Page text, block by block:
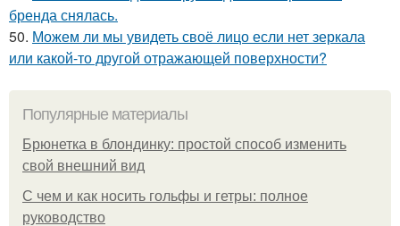
бренда снялась.
50. Можем ли мы увидеть своё лицо если нет зеркала
или какой-то другой отражающей поверхности?
Популярные материалы
Брюнетка в блондинку: простой способ изменить
свой внешний вид
С чем и как носить гольфы и гетры: полное
руководство